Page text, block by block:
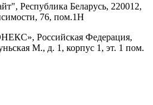
Республика Беларусь, 220012,
76, пом.1Н
Российская Федерация,
М., д. 1, корпус 1, эт. 1 пом.